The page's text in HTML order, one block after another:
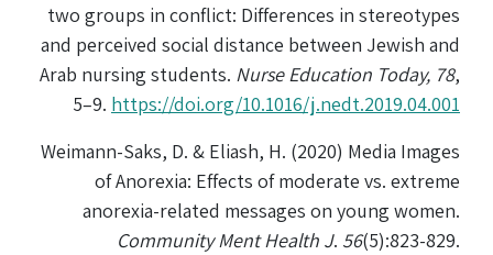
two groups in conflict: Differences in stereotypes
and perceived social distance between Jewish and
Arab nursing students. Nurse Education Today, 78,
5–9. https://doi.org/10.1016/j.nedt.2019.04.001
Weimann-Saks, D. & Eliash, H. (2020) Media Images
of Anorexia: Effects of moderate vs. extreme
anorexia-related messages on young women.
Community Ment Health J. 56(5):823-829.